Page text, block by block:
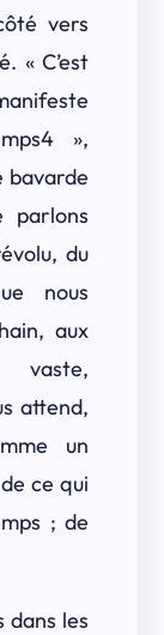
vers
« C’est
»,
bavarde
parlons
du
nous
aux
vaste,
attend,
un
ce qui
; de
dans les